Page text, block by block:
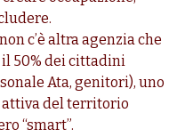
c’è altra agenzia che
50% dei cittadini
Ata, genitori), uno
del territorio
“smart”.